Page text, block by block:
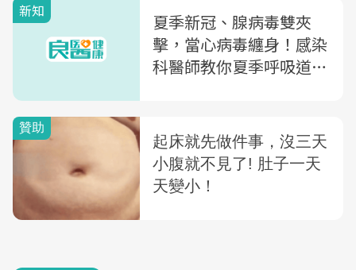
新知
夏季新冠、腺病毒雙夾
擊，當心病毒纏身！感染
科醫師教你夏季呼吸道防